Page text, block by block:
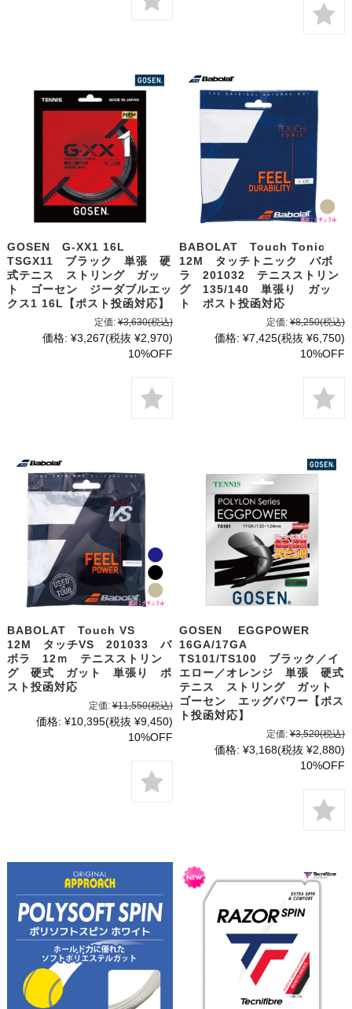
GOSEN G-XX1 16L
TSGX11 ブラック 単張 硬
式テニス ストリング ガッ
ト ゴーセン ジーダブルエッ
クス1 16L【ポスト投函対応】
定価: ¥3,630(税込)
価格: ¥3,267(税抜 ¥2,970)
10%OFF
BABOLAT Touch Tonic
12M タッチトニック バボ
ラ 201032 テニスストリン
グ 135/140 単張り ガッ
ト ポスト投函対応
定価: ¥8,250(税込)
価格: ¥7,425(税抜 ¥6,750)
10%OFF
BABOLAT Touch VS
12M タッチVS 201033 バ
ボラ 12ｍ テニスストリン
グ 硬式 ガット 単張り ポ
スト投函対応
定価: ¥11,550(税込)
価格: ¥10,395(税抜 ¥9,450)
10%OFF
GOSEN EGGPOWER
16GA/17GA
TS101/TS100 ブラック／イ
エロー／オレンジ 単張 硬式
テニス ストリング ガット
ゴーセン エッグパワー【ポス
ト投函対応】
定価: ¥3,520(税込)
価格: ¥3,168(税抜 ¥2,880)
10%OFF